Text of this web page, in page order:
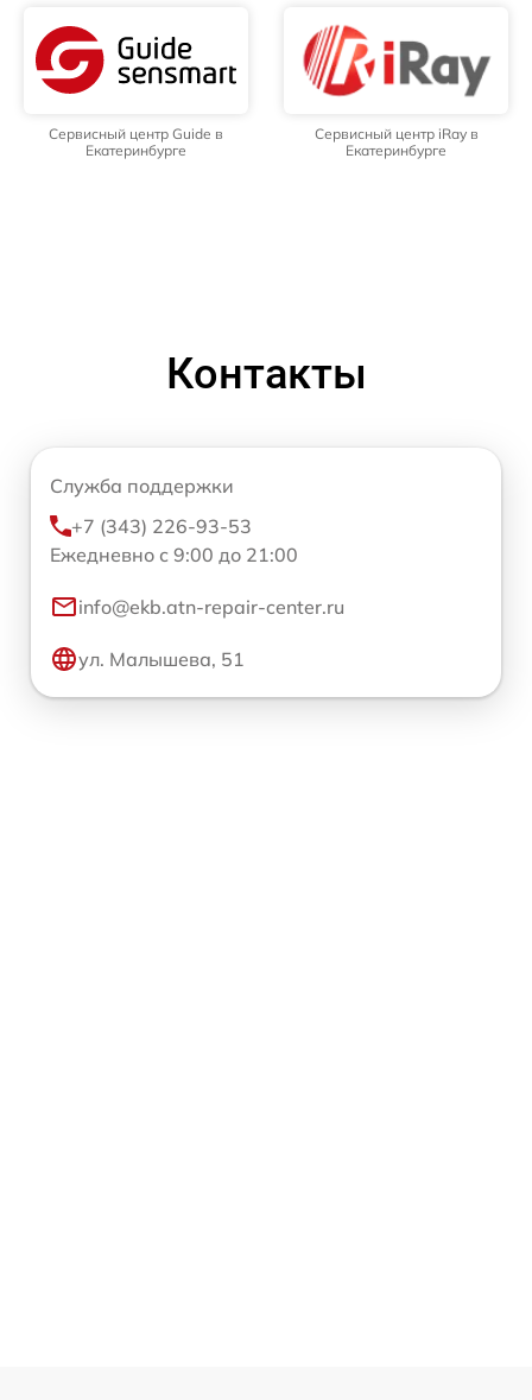
Сервисный центр Guide в
Екатеринбурге
Сервисный центр iRay в
Екатеринбурге
Контакты
Служба поддержки
+7 (343) 226-93-53
Ежедневно с 9:00 до 21:00
info@ekb.atn-repair-center.ru
ул. Малышева, 51